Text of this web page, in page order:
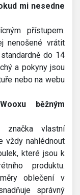
mi nesedne
přístupem.
nenošené vrátit
do 14
a pokyny jsou
nebo na webu
běžným
vlastní
vždy nahlédnout
které jsou k
produktu.
oblečení v
správný